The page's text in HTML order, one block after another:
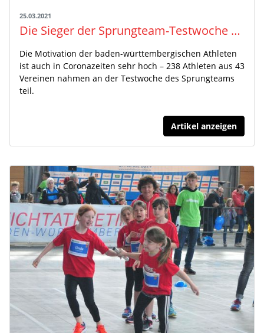
25.03.2021
Die Sieger der Sprungteam-Testwoche stehen fest
Die Motivation der baden-württembergischen Athleten
ist auch in Coronazeiten sehr hoch – 238 Athleten aus 43
Vereinen nahmen an der Testwoche des Sprungteams
teil.
Artikel anzeigen